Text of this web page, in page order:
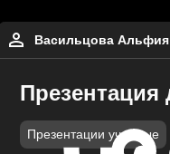
Васильцова
Презентация
Презентации учебные